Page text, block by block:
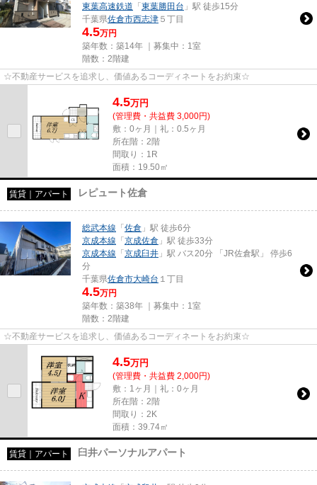
東葉高速鉄道 「 東葉勝田台 」駅 徒歩15分
千葉県佐倉市西志津 ５丁目
4.5万円
築年数：築14年 ｜募集中： 1室
階数：2階建
☆不動産サービスを追求し、価値あるコーディネートをお約束☆
4.5万円
(管理費・共益費 3,000円)
敷：0ヶ月｜礼：0.5ヶ月
所在階：2階
間取り：1R
面積：19.50㎡
賃貸｜アパート レピュート佐倉
総武本線 「 佐倉 」駅 徒歩6分
京成本線 「 京成佐倉 」駅 徒歩33分
京成本線 「 京成臼井 」駅 バス20分 「JR佐倉駅」 停歩6
分
千葉県佐倉市大崎台 １丁目
4.5万円
築年数：築38年 ｜募集中： 1室
階数：2階建
☆不動産サービスを追求し、価値あるコーディネートをお約束☆
4.5万円
(管理費・共益費 2,000円)
敷：1ヶ月｜礼：0ヶ月
所在階：2階
間取り：2K
面積：39.74㎡
賃貸｜アパート 臼井パーソナルアパート